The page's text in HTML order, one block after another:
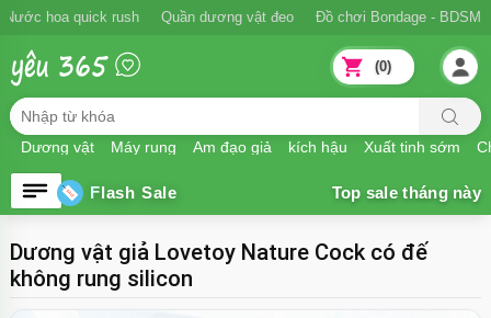
Ngăn xuất tinh sớm Nước hoa quick rush Quần dương vật đeo Đồ
Dương vật Máy rung Âm đạo giả kích hậu Xuất tinh sớm
(0)
Flash Sale
Dương vật giả Lovetoy Nature Cock có đế
không rung silicon